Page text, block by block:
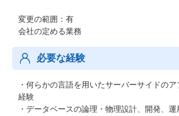
変更の範囲：有
会社の定める業務
必要な経験
・何らかの言語を用いたサーバーサイドの
経験
・データベースの論理・物理設計、開発、運